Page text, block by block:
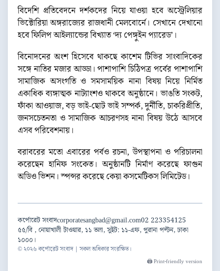
বিদেশি প্রতিবেদনে দর্শকদের নিয়ে যাওয়া হবে অস্ট্রেলিয়ার
ভিক্টোরিয়া অঙ্গরাজ্যের রাজধানী মেলবোর্নে। সেখানে দেখানো
হবে ফিলিপ আইল্যান্ডের বিখ্যাত ‘দ্য পেঙ্গুইন প্যারেড’।
বিনোদনের অংশ হিসেবে থাকছে কাশেম টিভির সাংবাদিকের
সঙ্গে নাতির মজার আড্ডা। পাশাপাশি চিঠিপত্র পর্বের পাশাপাশি
সামাজিক অসংগতি ও সমসাময়িক নানা বিষয় নিয়ে নির্মিত
একাধিক ব্যঙ্গাত্মক নাট্যাংশও থাকবে অনুষ্ঠানে। ভাঙতি সংকট,
ফাঁকা আওয়াজ, বড় ভাই-ছোট ভাই সম্পর্ক, দুর্নীতি, চাকরিপ্রীতি,
জনসচেতনতা ও সামাজিক আচরণসহ নানা বিষয় উঠে আসবে
এসব পরিবেশনায়।
বরাবরের মতো এবারের পর্বও রচনা, উপস্থাপনা ও পরিচালনা
করেছেন হানিফ সংকেত। অনুষ্ঠানটি নির্মাণ করেছে ফাগুন
অডিও ভিশন। স্পন্সর করেছে কেয়া কসমেটিকস লিমিটেড।
কর্পোরেট সংবাদcorporatesangbad@gmail.com02 223354125
৫৫/বি , নোয়াখালী টাওয়ার, ১১ তলা, সুইট: ১১-এফ, পুরানা পল্টন, ঢাকা
১০০০।
© ২০২৬ কর্পোরেট সংবাদ | সকল অধিকার সংরক্ষিত।
🖨️ Print-friendly version